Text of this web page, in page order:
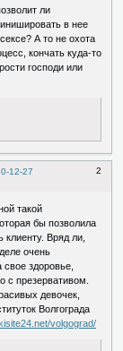
ли
в нее
А то не охота
кончать куда-то
господи или
2
12-27
такой
бы позволила
клиенту. Вряд ли,
очень
здоровье,
с презервативом.
девочек,
Волгограда
volgograd/